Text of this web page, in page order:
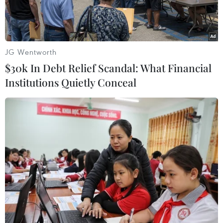
Ảnh minh họa. (Nguồn: TTXVN)
Theo Tổng cục Hải quan, từ đầu năm đến ngày
15/3, toàn ngành đã chủ trì, bắt giữ 2.599 vụ việc
vi phạm, trị giá hàng hóa vi phạm ước tính 66 tỷ
đồng; số thu ngân sách 32,4 tỷ đồng.
JG Wentworth
$30k In Debt Relief Scandal: What Financial
Institutions Quietly Conceal